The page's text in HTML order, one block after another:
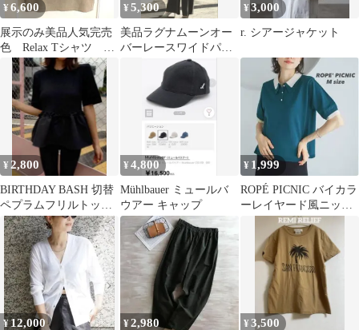
¥6,600
展示のみ美品人気完売
色 Relax Tシャツ キ
ャメル
¥5,300
美品ラグナムーンオー
バーレースワイドパン
ツドレスカーキ
¥3,000
r. シアージャケット
¥2,800
BIRTHDAY BASH 切替
ペプラムフリルトップ
ス半袖ニットM黒
¥4,800
Mühlbauer ミュールバ
ウアー キャップ
¥ 1,999
ROPÉ PICNIC バイカラ
ーレイヤード風ニット
ポロシャツ M ロペピク
¥12,000 ¥2,980 ¥3,500